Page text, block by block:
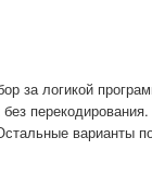
за логикой
перекодирования.
варианты